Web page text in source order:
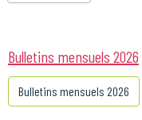
Bulletins mensuels 2026
Bulletins mensuels 2026